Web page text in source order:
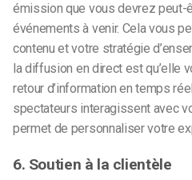
émission que vous devrez peut-
événements à venir. Cela vous
contenu et votre stratégie
la diffusion en direct est qu’elle
retour d’information en temps
spectateurs interagissent avec
permet de personnaliser votre
6. Soutien à la clientèle